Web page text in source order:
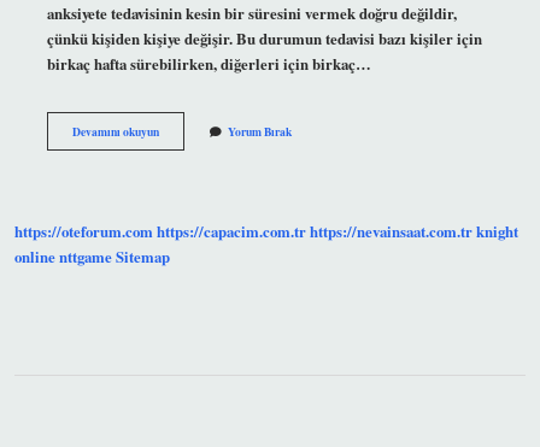
anksiyete tedavisinin kesin bir süresini vermek doğru değildir,
çünkü kişiden kişiye değişir. Bu durumun tedavisi bazı kişiler için
birkaç hafta sürebilirken, diğerleri için birkaç…
Devamını okuyunAnksiyete
Nasıl
Yorum Bırak
https://oteforum.comhttps://capacim.com.trhttps://nevainsaat.com.trknight
onlinenttgameSitemap